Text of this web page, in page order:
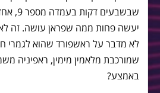
יעשה פחות ממה שפראן עושה. זה לא
לא מדבר על ראשפורד שהוא לגמרי
שמורכבת מלאמין מימין, ראפיניה
באמצע?